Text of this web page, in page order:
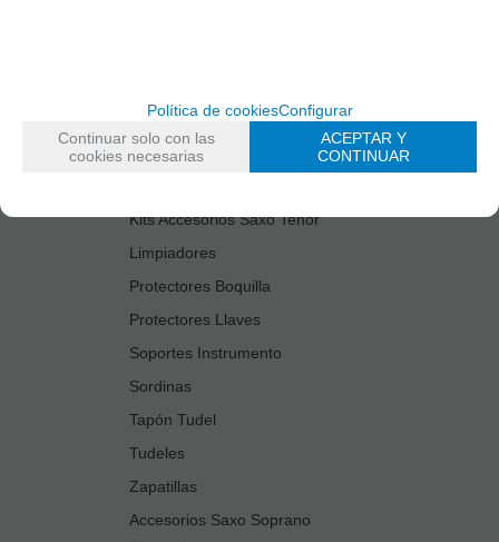
Estuches Guardacañas
Estuches Instrumento
Kits Accesorios Saxo Tenor
Limpiadores
Protectores Boquilla
Protectores Llaves
Soportes Instrumento
Sordinas
Tapón Tudel
Tudeles
Zapatillas
Accesorios Saxo Soprano
Política de cookiesConfigurar
Continuar solo con las
cookies necesarias
ACEPTAR Y
CONTINUAR